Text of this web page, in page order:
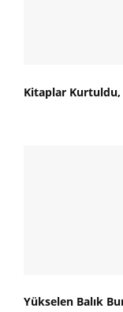
Kitaplar Kurtuldu,
Yükselen Balık